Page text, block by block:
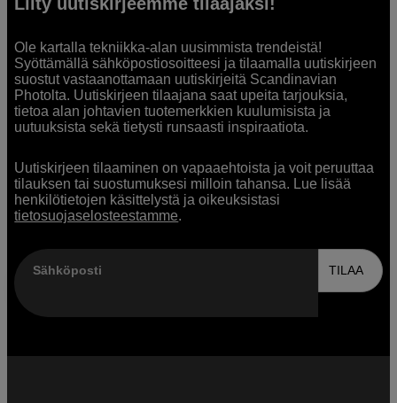
Ole kartalla tekniikka-alan uusimmista trendeistä!
Syöttämällä sähköpostiosoitteesi ja tilaamalla uutiskirjeen
suostut vastaanottamaan uutiskirjeitä Scandinavian
Photolta. Uutiskirjeen tilaajana saat upeita tarjouksia,
tietoa alan johtavien tuotemerkkien kuulumisista ja
uutuuksista sekä tietysti runsaasti inspiraatiota.
Uutiskirjeen tilaaminen on vapaaehtoista ja voit peruuttaa
tilauksen tai suostumuksesi milloin tahansa. Lue lisää
henkilötietojen käsittelystä ja oikeuksistasi
tietosuojaselosteestamme.
Sähköposti TILAA